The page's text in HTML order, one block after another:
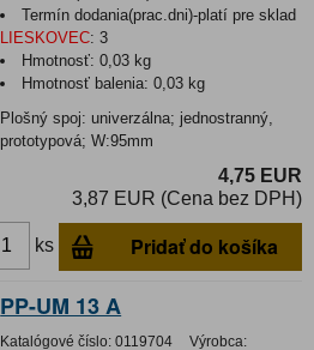
Termín dodania(prac.dni)-platí pre sklad
LIESKOVEC: 3
Hmotnosť:0,03 kg
Hmotnosť balenia:0,03 kg
Plošný spoj: univerzálna; jednostranný,
prototypová; W:95mm
4,75 EUR
3,87 EUR (Cena bez DPH)
ks Pridať do košíka
PP-UM 13 A
Katalógové číslo: 0119704 Výrobca: